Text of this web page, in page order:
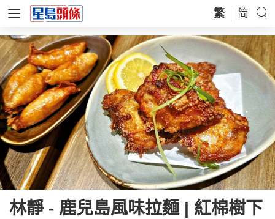
繁 简
林靜 - 鹿兒島風味拉麵 | 紅棉樹下